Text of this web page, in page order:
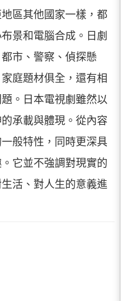
區其他國家一樣，都
景和電腦合成。日劇
市、警察、偵探懸
庭題材俱全，還有相
。日本電視劇雖然以
承載與體現。從內容
般特性，同時更深具
它並不強調對現實的
活、對人生的意義進